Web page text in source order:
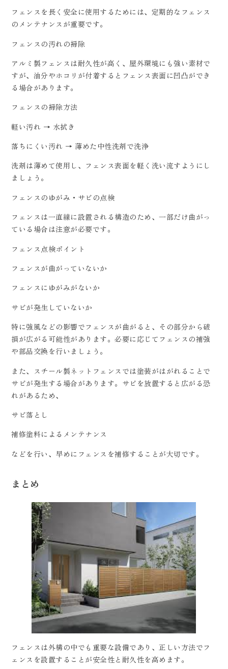
フェンスを長く安全に使用するためには、定期的なフェンス
のメンテナンスが重要です。
フェンスの汚れの掃除
アルミ製フェンスは耐久性が高く、屋外環境にも強い素材で
すが、油分やホコリが付着するとフェンス表面に凹凸ができ
る場合があります。
フェンスの掃除方法
軽い汚れ → 水拭き
落ちにくい汚れ → 薄めた中性洗剤で洗浄
洗剤は薄めて使用し、フェンス表面を軽く洗い流すようにし
ましょう。
フェンスのゆがみ・サビの点検
フェンスは一直線に設置される構造のため、一部だけ曲がっ
ている場合は注意が必要です。
フェンス点検ポイント
フェンスが曲がっていないか
フェンスにゆがみがないか
サビが発生していないか
特に強風などの影響でフェンスが曲がると、その部分から破
損が広がる可能性があります。必要に応じてフェンスの補強
や部品交換を行いましょう。
また、スチール製ネットフェンスでは塗装がはがれることで
サビが発生する場合があります。サビを放置すると広がる恐
れがあるため、
サビ落とし
補修塗料によるメンテナンス
などを行い、早めにフェンスを補修することが大切です。
まとめ
フェンスは外構の中でも重要な設備であり、正しい方法でフ
ェンスを設置することが安全性と耐久性を高めます。